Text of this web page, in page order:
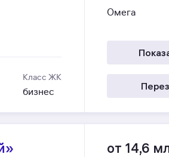
Класс ЖК
бизнес
Омега
от 14,6